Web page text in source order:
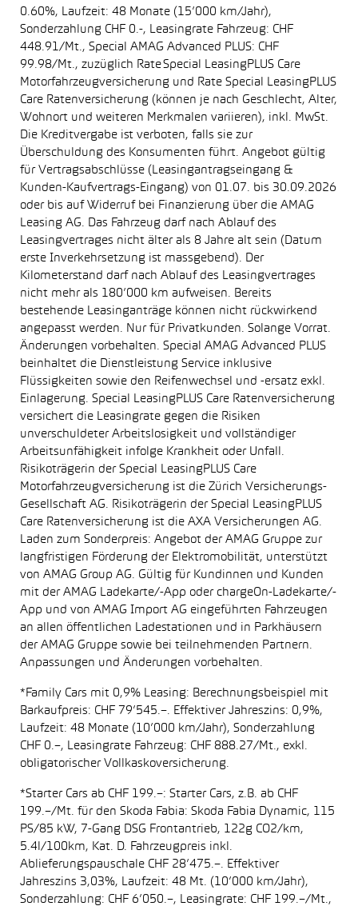
0.60%, Laufzeit: 48 Monate (15’000 km/Jahr),
Sonderzahlung CHF 0.-, Leasingrate Fahrzeug: CHF
448.91/Mt., Special AMAG Advanced PLUS: CHF
99.98/Mt., zuzüglich Rate Special LeasingPLUS Care
Motorfahrzeugversicherung und Rate Special LeasingPLUS
Care Ratenversicherung (können je nach Geschlecht, Alter,
Wohnort und weiteren Merkmalen variieren), inkl. MwSt.
Die Kreditvergabe ist verboten, falls sie zur
Überschuldung des Konsumenten führt. Angebot gültig
für Vertragsabschlüsse (Leasingantragseingang &
Kunden-Kaufvertrags-Eingang) von 01.07. bis 30.09.2026
oder bis auf Widerruf bei Finanzierung über die AMAG
Leasing AG. Das Fahrzeug darf nach Ablauf des
Leasingvertrages nicht älter als 8 Jahre alt sein (Datum
erste Inverkehrsetzung ist massgebend). Der
Kilometerstand darf nach Ablauf des Leasingvertrages
nicht mehr als 180’000 km aufweisen. Bereits
bestehende Leasinganträge können nicht rückwirkend
angepasst werden. Nur für Privatkunden. Solange Vorrat.
Änderungen vorbehalten. Special AMAG Advanced PLUS
beinhaltet die Dienstleistung Service inklusive
Flüssigkeiten sowie den Reifenwechsel und -ersatz exkl.
Einlagerung. Special LeasingPLUS Care Ratenversicherung
versichert die Leasingrate gegen die Risiken
unverschuldeter Arbeitslosigkeit und vollständiger
Arbeitsunfähigkeit infolge Krankheit oder Unfall.
Risikoträgerin der Special LeasingPLUS Care
Motorfahrzeugversicherung ist die Zürich Versicherungs-
Gesellschaft AG. Risikoträgerin der Special LeasingPLUS
Care Ratenversicherung ist die AXA Versicherungen AG.
Laden zum Sonderpreis: Angebot der AMAG Gruppe zur
langfristigen Förderung der Elektromobilität, unterstützt
von AMAG Group AG. Gültig für Kundinnen und Kunden
mit der AMAG Ladekarte/-App oder chargeOn-Ladekarte/-
App und von AMAG Import AG eingeführten Fahrzeugen
an allen öffentlichen Ladestationen und in Parkhäusern
der AMAG Gruppe sowie bei teilnehmenden Partnern.
Anpassungen und Änderungen vorbehalten.
*Family Cars mit 0,9% Leasing: Berechnungsbeispiel mit
Barkaufpreis: CHF 79’545.–. Effektiver Jahreszins: 0,9%,
Laufzeit: 48 Monate (10’000 km/Jahr), Sonderzahlung
CHF 0.–, Leasingrate Fahrzeug: CHF 888.27/Mt., exkl.
obligatorischer Vollkaskoversicherung.
*Starter Cars ab CHF 199.–: Starter Cars, z.B. ab CHF
199.–/Mt. für den Skoda Fabia: Skoda Fabia Dynamic, 115
PS/85 kW, 7-Gang DSG Frontantrieb, 122g CO2/km,
5.4l/100km, Kat. D. Fahrzeugpreis inkl.
Ablieferungspauschale CHF 28’475.–. Effektiver
Jahreszins 3,03%, Laufzeit: 48 Mt. (10’000 km/Jahr),
Sonderzahlung: CHF 6’050.–, Leasingrate: CHF 199.–/Mt.,